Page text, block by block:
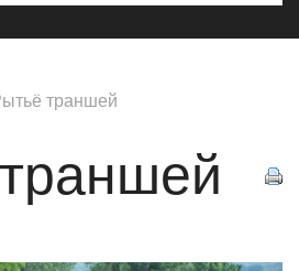
траншей